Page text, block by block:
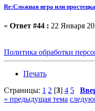
Re:Сложная игра или
« Ответ #44 : 22 Января
Политика обработки
Печать
Страницы: 1 2 [3] 4 5
« предыдущая тема